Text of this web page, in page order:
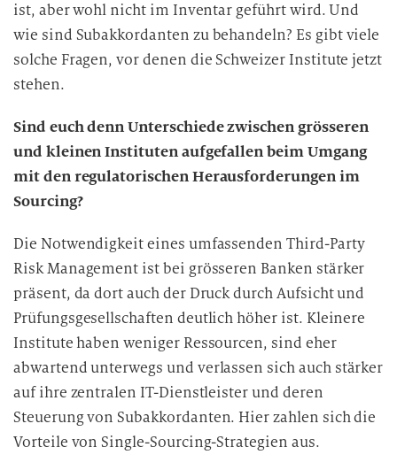
ist, aber wohl nicht im Inventar geführt wird. Und
wie sind Subakkordanten zu behandeln? Es gibt viele
solche Fragen, vor denen die Schweizer Institute jetzt
stehen.
Sind euch denn Unterschiede zwischen grösseren
und kleinen Instituten aufgefallen beim Umgang
mit den regulatorischen Herausforderungen im
Sourcing?
Die Notwendigkeit eines umfassenden Third-Party
Risk Management ist bei grösseren Banken stärker
präsent, da dort auch der Druck durch Aufsicht und
Prüfungsgesellschaften deutlich höher ist. Kleinere
Institute haben weniger Ressourcen, sind eher
abwartend unterwegs und verlassen sich auch stärker
auf ihre zentralen IT-Dienstleister und deren
Steuerung von Subakkordanten. Hier zahlen sich die
Vorteile von Single-Sourcing-Strategien aus.